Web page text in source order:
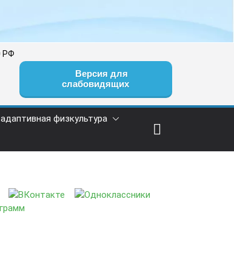
Версия для
слабовидящих
адаптивная физкультура